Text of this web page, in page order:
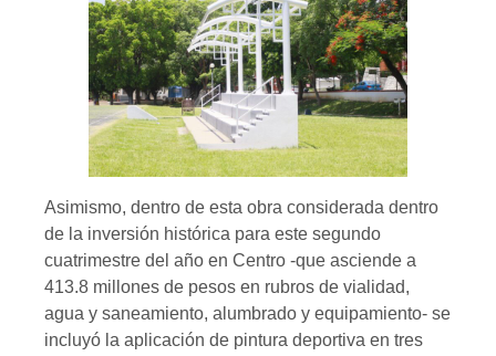
Asimismo, dentro de esta obra considerada dentro
de la inversión histórica para este segundo
cuatrimestre del año en Centro -que asciende a
413.8 millones de pesos en rubros de vialidad,
agua y saneamiento, alumbrado y equipamiento- se
incluyó la aplicación de pintura deportiva en tres